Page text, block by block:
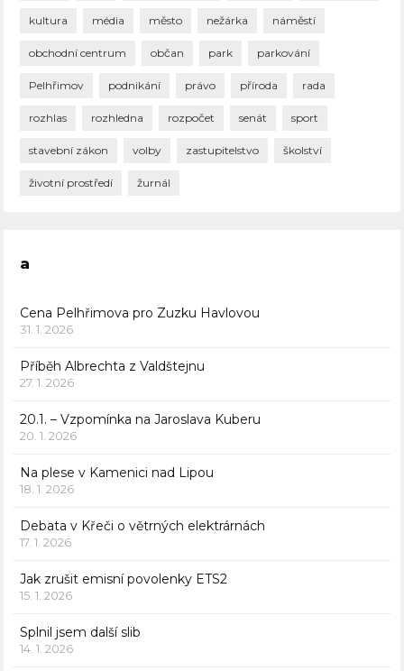
kultura média město nežárka náměstí
obchodní centrum občan park parkování
Pelhřimov podnikání právo příroda rada
rozhlas rozhledna rozpočet senát sport
stavební zákon volby zastupitelstvo školství
životní prostředí žurnál
a
Cena Pelhřimova pro Zuzku Havlovou
31. 1. 2026
Příběh Albrechta z Valdštejnu
27. 1. 2026
20.1. – Vzpomínka na Jaroslava Kuberu
20. 1. 2026
Na plese v Kamenici nad Lipou
18. 1. 2026
Debata v Křeči o větrných elektrárnách
17. 1. 2026
Jak zrušit emisní povolenky ETS2
15. 1. 2026
Splnil jsem další slib
14. 1. 2026